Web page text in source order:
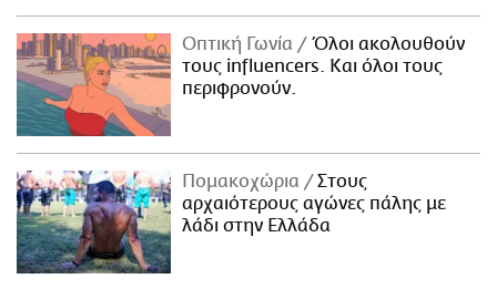
Οπτική Γωνία
Όλοι ακολουθούν
τους influencers. Και όλοι τους
περιφρονούν.
Πομακοχώρια
Στους
αρχαιότερους αγώνες πάλης με
λάδι στην Ελλάδα